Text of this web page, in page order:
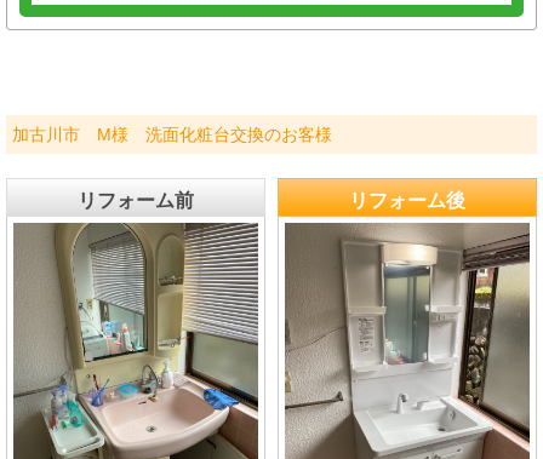
加古川市 M様 洗面化粧台交換のお客様
リフォーム前 リフォーム後